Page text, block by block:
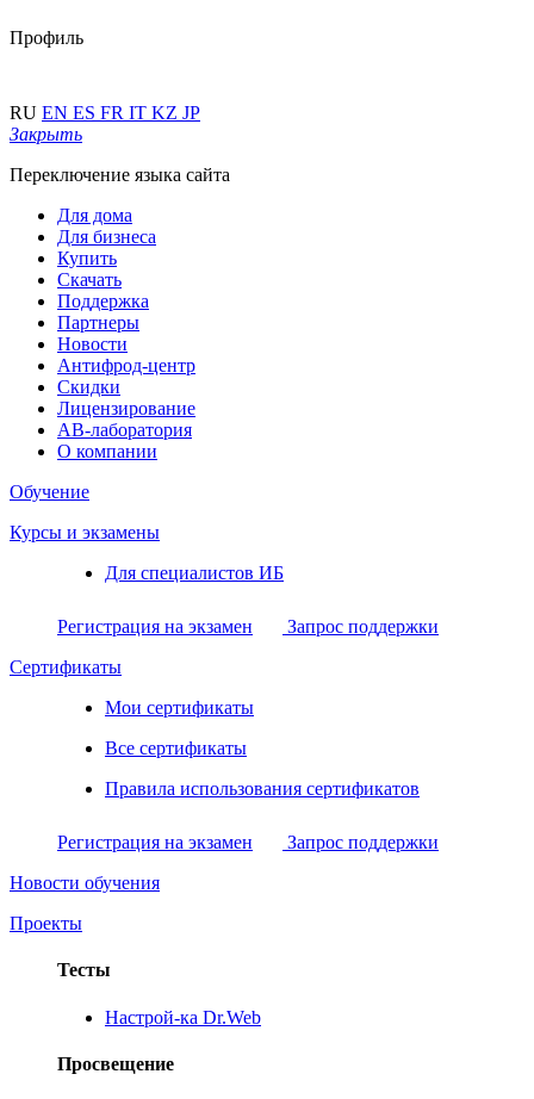
Профиль
RU EN ES FR IT KZ JP
Закрыть
Переключение языка сайта
Для дома
Для бизнеса
Купить
Скачать
Поддержка
Партнеры
Новости
Антифрод-центр
Скидки
Лицензирование
АВ-лаборатория
О компании
Обучение
Курсы и экзамены
Для специалистов ИБ
Регистрация на экзамен
Запрос поддержки
Сертификаты
Мои сертификаты
Все сертификаты
Правила использования сертификатов
Регистрация на экзамен
Запрос поддержки
Новости обучения
Проекты
Тесты
Настрой-ка Dr.Web
Просвещение